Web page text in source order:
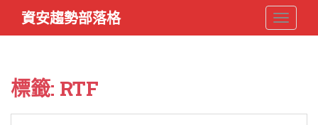
i
資安趨勢部落格
標籤: RTF